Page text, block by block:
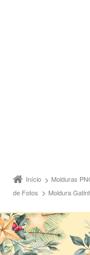
Início Molduras
de Fotos
Moldura